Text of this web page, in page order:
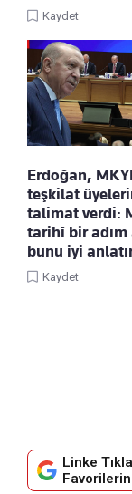
Kaydet
Erdoğan,
teşkilat
talimat verdi:
tarihî bir adım
bunu iyi
Kaydet
Linke